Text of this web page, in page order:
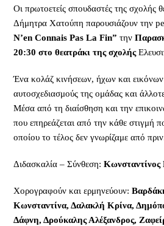
Οι πρωτοετείς σπουδαστές της σχολής
Δήμητρα Χατούπη παρουσιάζουν την
N’en Connais Pas La Fin” την
20:30 στο θεατράκι της σχολής
Ένα κολάζ κινήσεων, ήχων και
αυτοσχεδιασμούς της ομάδας και
Μέσα από τη διαίσθηση και την
που επηρεάζεται από την κάθε στιγμή
οποίου το τέλος δεν γνωρίζαμε από
Διδασκαλία – Σύνθεση:Κωνσταντίνος
Χορογραφούν και ερμηνεύουν:
Κωνσταντίνα, Δαλακλή Κρίνα,
Δάφνη, Δρούκαλης Αλέξανδρος,